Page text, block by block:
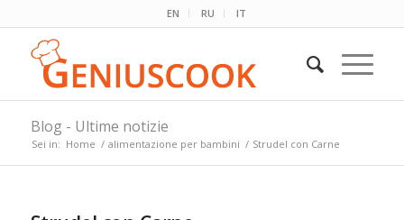
EN RU IT
Blog - Ultime notizie
Sei in: Home / alimentazione per bambini / Strudel con Carne